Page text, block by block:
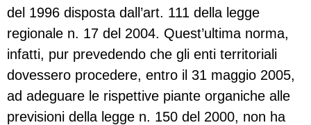
del 1996 disposta dall’art. 111 della legge
regionale n. 17 del 2004. Quest’ultima norma,
infatti, pur prevedendo che gli enti territoriali
dovessero procedere, entro il 31 maggio 2005,
ad adeguare le rispettive piante organiche alle
previsioni della legge n. 150 del 2000, non ha